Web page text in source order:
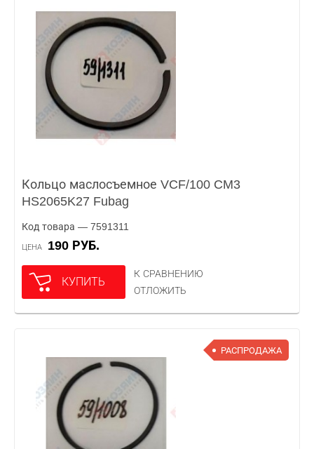
Кольцо маслосъемное VCF/100 CM3
HS2065K27 Fubag
Код товара — 7591311
ЦЕНА 190 РУБ.
КУПИТЬ
К СРАВНЕНИЮ
ОТЛОЖИТЬ
РАСПРОДАЖА